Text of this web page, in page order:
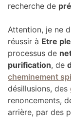
recherche de
Attention, je ne
réussir à Etre
processus de
purification, de
cheminement
désillusions, des
renoncements,
arrière, par des